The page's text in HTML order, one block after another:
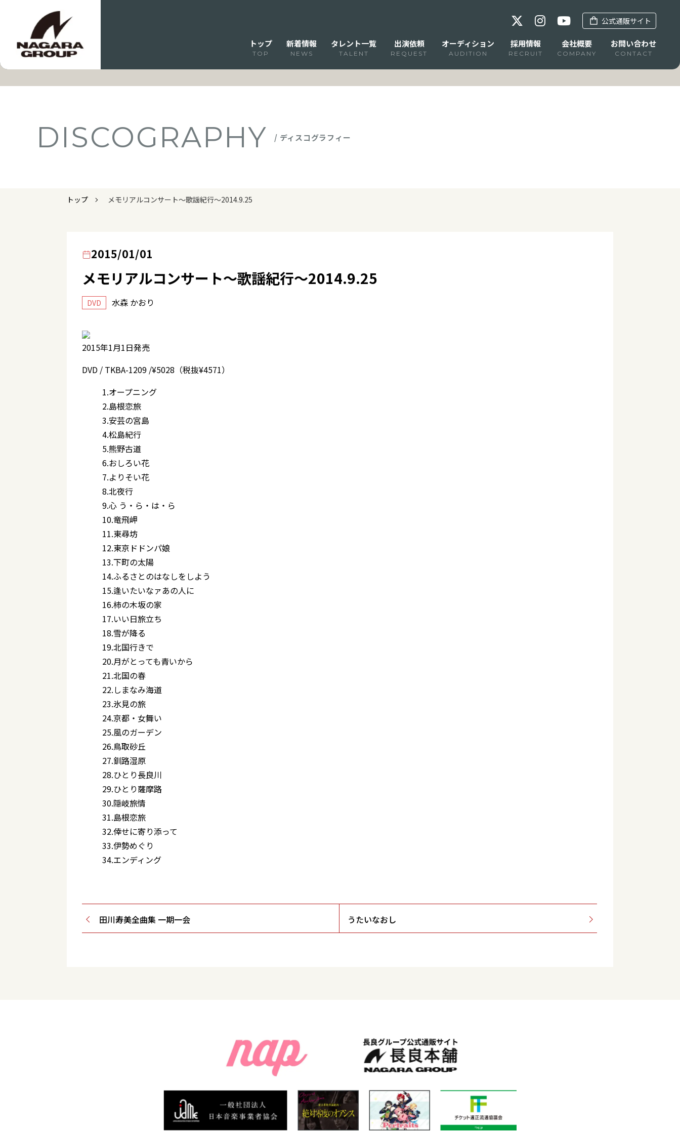
公式通販サイト
トップ
TOP
新着情報
NEWS
タレント一覧
TALENT
出演依頼
REQUEST
オーディション
AUDITION
採用情報
RECRUIT
会社概要
COMPANY
お問い合わせ
CONTACT
DISCOGRAPHY / ディスコグラフィー
トップ メモリアルコンサート～歌謡紀行～2014.9.25
2015/01/01
メモリアルコンサート～歌謡紀行～2014.9.25
DVD 水森 かおり
2015年1月1日発売
DVD / TKBA-1209 /¥5028（税抜¥4571）
1.オープニング
2.島根恋旅
3.安芸の宮島
4.松島紀行
5.熊野古道
6.おしろい花
7.よりそい花
8.北夜行
9.心 う・ら・は・ら
10.竜飛岬
11.東尋坊
12.東京ドドンパ娘
13.下町の太陽
14.ふるさとのはなしをしよう
15.逢いたいなァあの人に
16.柿の木坂の家
17.いい日旅立ち
18.雪が降る
19.北国行きで
20.月がとっても青いから
21.北国の春
22.しまなみ海道
23.氷見の旅
24.京都・女舞い
25.風のガーデン
26.鳥取砂丘
27.釧路湿原
28.ひとり長良川
29.ひとり薩摩路
30.隠岐旅情
31.島根恋旅
32.倖せに寄り添って
33.伊勢めぐり
34.エンディング
田川寿美全曲集 一期一会 うたいなおし